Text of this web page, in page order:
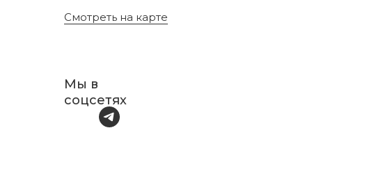
Смотреть на карте
Мы в
соцсетях